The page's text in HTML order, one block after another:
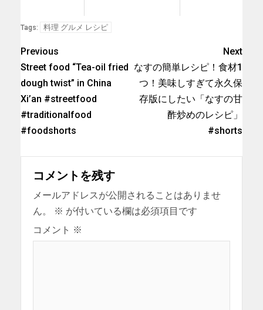
Tags: 料理 グルメ レシピ
Previous
Street food “Tea-oil fried
dough twist” in China
Xi’an #streetfood
#traditionalfood
#foodshorts
Next
なすの簡単レシピ！食材1
つ！美味しすぎて永久保
存版にしたい「なすの甘
酢炒めのレシピ」
#shorts
コメントを残す
メールアドレスが公開されることはありませ
ん。
※ が付いている欄は必須項目です
コメント ※